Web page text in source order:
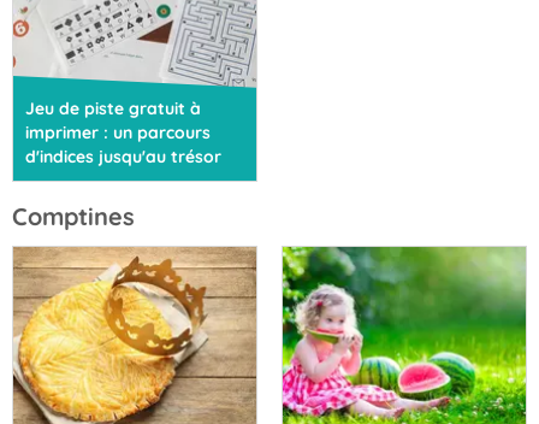
Jeu de piste gratuit à
imprimer : un parcours
d'indices jusqu'au trésor
Comptines